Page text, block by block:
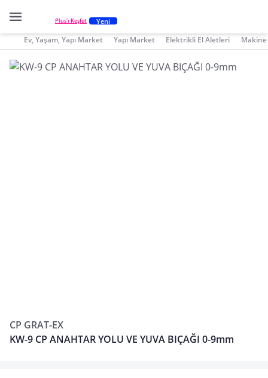
Plus'ı Keşfet Yeni
Ev, Yaşam, Yapı Market Yapı Market Elektrikli El Aletleri Makine
CP GRAT-EX
KW-9 CP ANAHTAR YOLU VE YUVA BIÇAĞI 0-9mm